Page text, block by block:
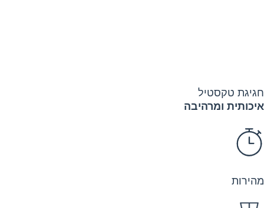
חגיגת טקסטיל
איכותית ומרהיבה
מהירות